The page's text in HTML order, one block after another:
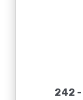
242 -